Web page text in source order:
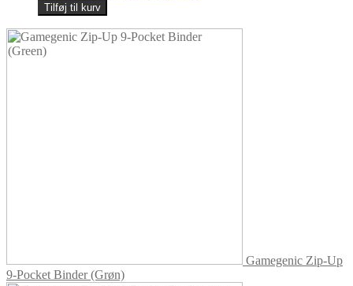
Tilføj til kurv
Gamegenic Zip-Up
9-Pocket Binder (Grøn)